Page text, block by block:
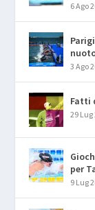
6 Ago
3 Ago
Fatti
29 Lug
per
9 Lug